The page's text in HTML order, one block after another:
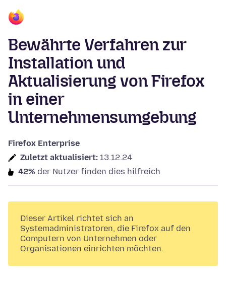
Bewährte Verfahren zur
Installation und
Aktualisierung von Firefox
in einer
Unternehmensumgebung
Firefox Enterprise
Zuletzt aktualisiert: 13.12.24
42% der Nutzer finden dies hilfreich
Dieser Artikel richtet sich an
Systemadministratoren, die Firefox auf den
Computern von Unternehmen oder
Organisationen einrichten möchten.